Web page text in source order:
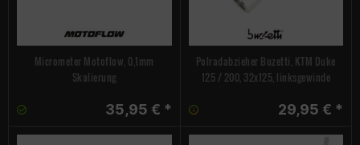
Micrometer Motoflow, 0,1mm
Skalierung
35,95 € *
Polradabzieher Buzetti, KTM Duke
125 / 200, 32x125, linksgewinde
29,95 € *